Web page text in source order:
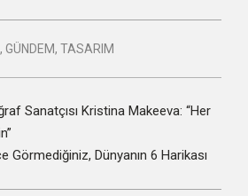
, GÜNDEM, TASARIM
Sanatçısı Kristina Makeeva: “Her
Görmediğiniz, Dünyanın 6 Harikası